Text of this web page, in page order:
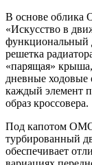
В основе облика
«Искусство в
функциональный
решетка
«парящая»
дневные
каждый элемент
образ кроссовера.
Под капотом
турбированный
обеспечивает